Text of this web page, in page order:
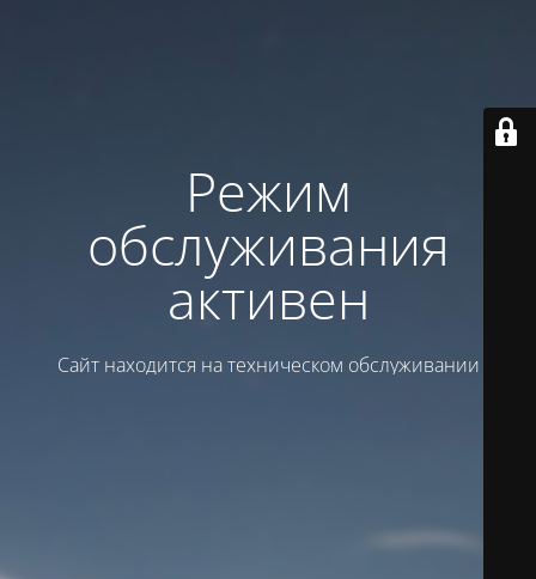
Режим
обслуживания
активен
Сайт находится на техническом обслуживании